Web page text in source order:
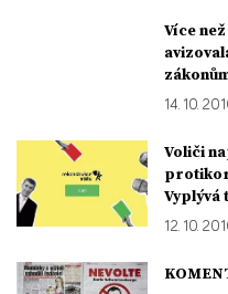
Více
14. 10.
Voliči
Vyplývá
12. 10.